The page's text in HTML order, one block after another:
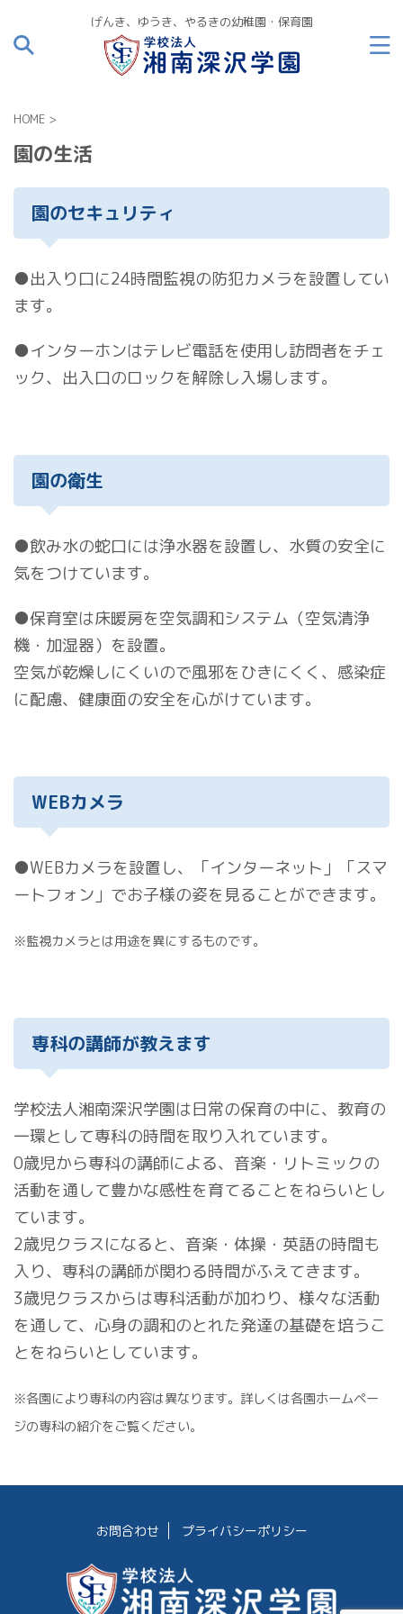
げんき、ゆうき、やるきの幼稚園・保育園
HOME >
園の生活
園のセキュリティ
●出入り口に24時間監視の防犯カメラを設置してい
ます。
●インターホンはテレビ電話を使用し訪問者をチェ
ック、出入口のロックを解除し入場します。
園の衛生
●飲み水の蛇口には浄水器を設置し、水質の安全に
気をつけています。
●保育室は床暖房を空気調和システム（空気清浄
機・加湿器）を設置。
空気が乾燥しにくいので風邪をひきにくく、感染症
に配慮、健康面の安全を心がけています。
WEBカメラ
●WEBカメラを設置し、「インターネット」「スマ
ートフォン」でお子様の姿を見ることができます。
※監視カメラとは用途を異にするものです。
専科の講師が教えます
学校法人湘南深沢学園は日常の保育の中に、教育の
一環として専科の時間を取り入れています。
0歳児から専科の講師による、音楽・リトミックの
活動を通して豊かな感性を育てることをねらいとし
ています。
2歳児クラスになると、音楽・体操・英語の時間も
入り、専科の講師が関わる時間がふえてきます。
3歳児クラスからは専科活動が加わり、様々な活動
を通して、心身の調和のとれた発達の基礎を培うこ
とをねらいとしています。
※各園により専科の内容は異なります。詳しくは各園ホームペー
ジの専科の紹介をご覧ください。
お問合わせ プライバシーポリシー